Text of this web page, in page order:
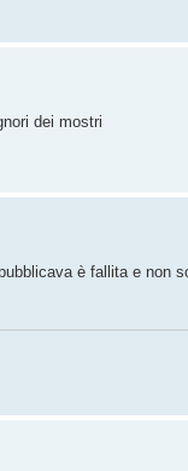
dei mostri
è fallita e non